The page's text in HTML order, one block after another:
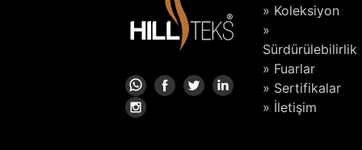
» Koleksiyon
»
Sürdürülebilirlik
» Fuarlar
» Sertifikalar
» İletişim